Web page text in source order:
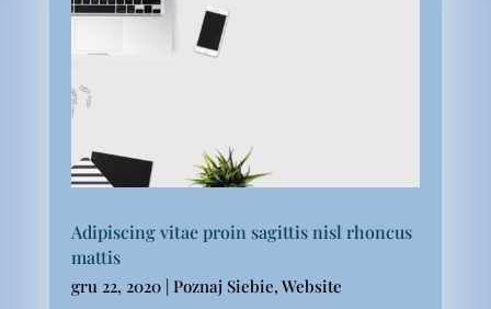
Adipiscing vitae proin sagittis nisl rhoncus
mattis
gru 22, 2020| Poznaj Siebie, Website